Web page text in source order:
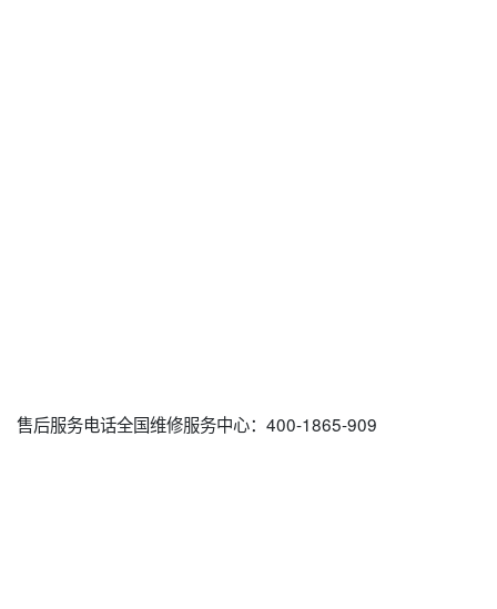
售后服务电话全国维修服务中心：400-1865-909